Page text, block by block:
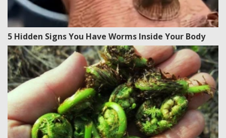
5 Hidden Signs You Have Worms Inside Your Body